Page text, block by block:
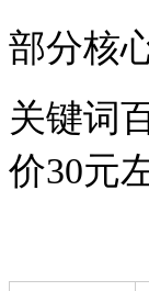
部分核
关键词
价30元